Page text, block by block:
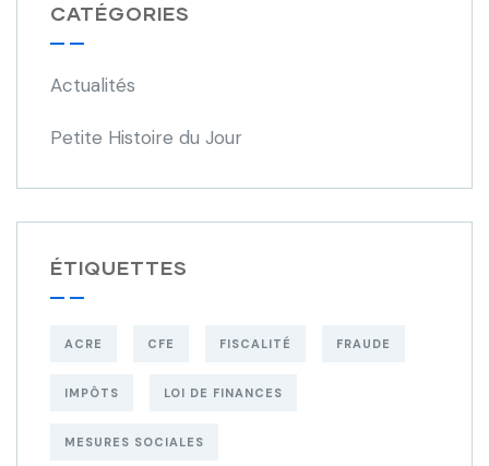
CATÉGORIES
Actualités
Petite Histoire du Jour
ÉTIQUETTES
ACRE CFE FISCALITÉ FRAUDE
IMPÔTS LOI DE FINANCES
MESURES SOCIALES